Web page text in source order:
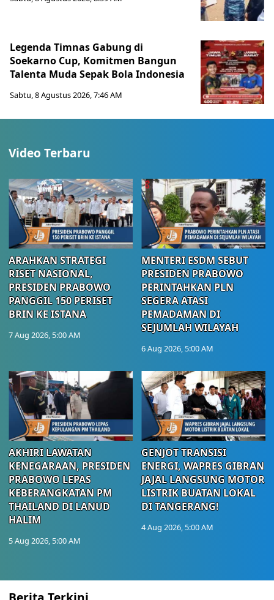
Legenda Timnas Gabung di
Soekarno Cup, Komitmen Bangun
Talenta Muda Sepak Bola Indonesia
Sabtu, 8 Agustus 2026, 7:46 AM
Video Terbaru
ARAHKAN STRATEGI
RISET NASIONAL,
PRESIDEN PRABOWO
PANGGIL 150 PERISET
BRIN KE ISTANA
7 Aug 2026, 5:00 AM
MENTERI ESDM SEBUT
PRESIDEN PRABOWO
PERINTAHKAN PLN
SEGERA ATASI
PEMADAMAN DI
SEJUMLAH WILAYAH
6 Aug 2026, 5:00 AM
AKHIRI LAWATAN
KENEGARAAN, PRESIDEN
PRABOWO LEPAS
KEBERANGKATAN PM
THAILAND DI LANUD
HALIM
5 Aug 2026, 5:00 AM
GENJOT TRANSISI
ENERGI, WAPRES GIBRAN
JAJAL LANGSUNG MOTOR
LISTRIK BUATAN LOKAL
DI TANGERANG!
4 Aug 2026, 5:00 AM